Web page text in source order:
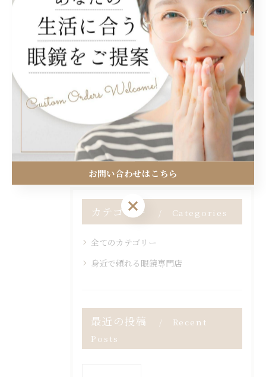
恵と最新トレンドガイド
2026/01/23
眼鏡を使った家庭でできる実験アイデアと
子どもが夢中になる自由研究手順
2026/01/16
1 2 3 4
カテゴリー Categories
全てのカテゴリー
身近で頼れる眼鏡専門店
最近の投稿
Recent
Posts
お問い合わせはこちら
お問い合わせはこちら